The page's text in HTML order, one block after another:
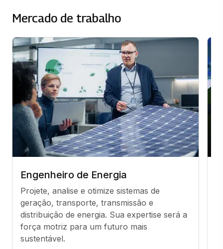
Mercado de trabalho
Engenheiro de Energia
Projete, analise e otimize sistemas de
geração, transporte, transmissão e
distribuição de energia. Sua expertise será a
força motriz para um futuro mais
sustentável.